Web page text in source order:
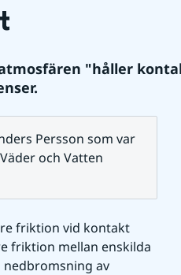
"håller
Persson som var
och Vatten
friktion vid kontakt
friktion mellan enskilda
nedbromsning av